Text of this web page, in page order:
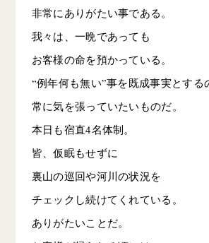
非常にありがたい事である。
我々は、一晩であっても
お客様の命を預かっている。
“例年何も無い”事を既成事実とする
常に気を張っていたいものだ。
本日も宿直4名体制。
皆、仮眠もせずに
裏山の巡回や河川の状況を
チェックし続けてくれている。
ありがたいことだ。